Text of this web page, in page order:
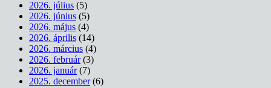
2026. július (5)
2026. június (5)
2026. május (4)
2026. április (14)
2026. március (4)
2026. február(3)
2026. január(7)
2025. december(6)